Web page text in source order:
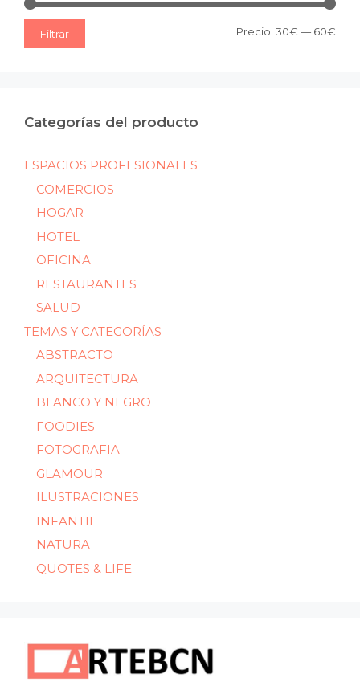
Filtrar Precio: 30€ — 60€
Categorías del producto
ESPACIOS PROFESIONALES
COMERCIOS
HOGAR
HOTEL
OFICINA
RESTAURANTES
SALUD
TEMAS Y CATEGORÍAS
ABSTRACTO
ARQUITECTURA
BLANCO Y NEGRO
FOODIES
FOTOGRAFIA
GLAMOUR
ILUSTRACIONES
INFANTIL
NATURA
QUOTES & LIFE